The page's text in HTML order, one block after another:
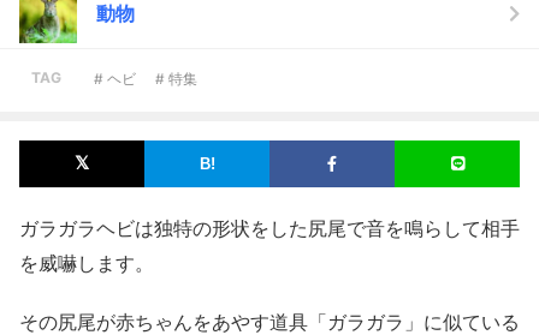
動物
TAG # ヘビ # 特集
ガラガラヘビは独特の形状をした尻尾で音を鳴らして相手
を威嚇します。
その尻尾が赤ちゃんをあやす道具「ガラガラ」に似ている